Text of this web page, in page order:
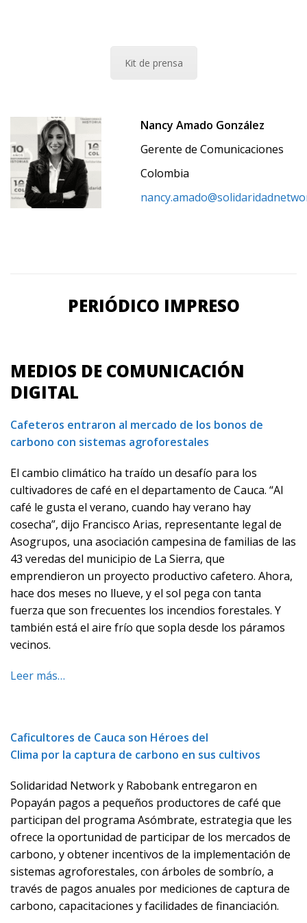
Kit de prensa
Nancy Amado González
Gerente de Comunicaciones
Colombia
PERIÓDICO IMPRESO
MEDIOS DE COMUNICACIÓN
DIGITAL
Cafeteros entraron al mercado de los bonos de
carbono con sistemas agroforestales
El cambio climático ha traído un desafío para los
cultivadores de café en el departamento de Cauca. “Al
café le gusta el verano, cuando hay verano hay
cosecha”, dijo Francisco Arias, representante legal de
Asogrupos, una asociación campesina de familias de las
43 veredas del municipio de La Sierra, que
emprendieron un proyecto productivo cafetero. Ahora,
hace dos meses no llueve, y el sol pega con tanta
fuerza que son frecuentes los incendios forestales. Y
también está el aire frío que sopla desde los páramos
vecinos.
Leer más…
Caficultores de Cauca son Héroes del
Clima por la captura de carbono en sus cultivos
Solidaridad Network y Rabobank entregaron en
Popayán pagos a pequeños productores de café que
participan del programa Asómbrate, estrategia que les
ofrece la oportunidad de participar de los mercados de
carbono, y obtener incentivos de la implementación de
sistemas agroforestales, con árboles de sombrío, a
través de pagos anuales por mediciones de captura de
carbono, capacitaciones y facilidades de financiación.